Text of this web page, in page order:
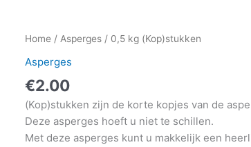
Home / Asperges / 0,5 kg (Kop)stukken
Asperges
€2.00
(Kop)stukken zijn de korte kopjes van de
Deze asperges hoeft u niet te schillen.
Met deze asperges kunt u makkelijk een